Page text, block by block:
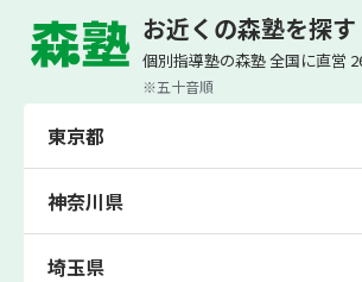
数・英語・国語）[個別]とDOJO[集団]、中学生は5科目（
科・社会）、高校生は7科目（数学・英語・国語[古典・
学・生物・地学]・地理歴史・公民・小論文）を提供して
また、個別指導塾「森塾」では「成績保証制度」を提供
満でご入塾の場合、受講科目が1科目で+20点以上。60点
上がらなければ、3学期目の対象科目授業料を全額免除
ていただきます。＊定期テストの一科目あたりの満点数
100点満点に換算した場合の上記 記載点数相当の内容を
国丘中学校、殿馬場中学校、月州中学校、浅香山中学校
お近くの森塾を探す
個別指導塾の森塾 全国に直営
※五十音順
東京都
神奈川県
埼玉県